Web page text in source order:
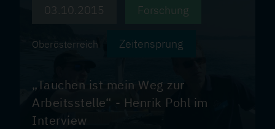
03.10.2015 Forschung
Oberösterreich Zeitensprung
„Tauchen ist mein Weg zur
Arbeitsstelle“ - Henrik Pohl im
Interview